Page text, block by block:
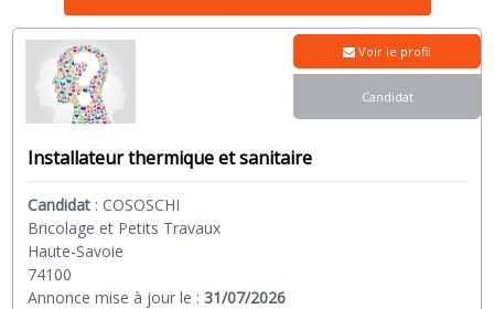
Installateur thermique et sanitaire
Candidat : COSOSCHI
Bricolage et Petits Travaux
Haute-Savoie
74100
Annonce mise à jour le :31/07/2026
Voir le profil
Candidat